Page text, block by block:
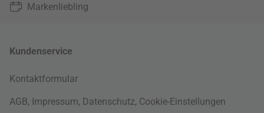
Markenliebling
Kundenservice
Kontaktformular
AGB, Impressum, Datenschutz, Cookie-Einstellungen